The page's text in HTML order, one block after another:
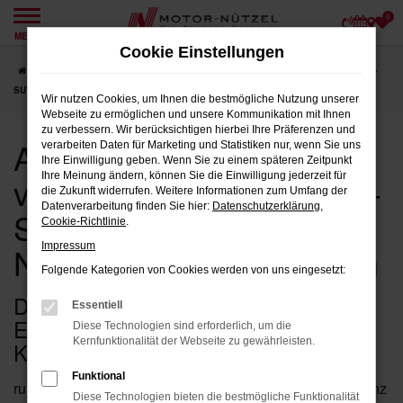
Zum
springen
MENÜ
0
Audi Q4 e-tron: vollelektrisches Premium-
SUV bei Motor-Nützel in Nordbayern und Sachsen
Audi Q4 e-tron:
vollelektrisches Premium-
SUV bei Motor-Nützel in
Nordbayern und Sachsen
DER AUDI Q4 E-TRON STEHT FÜR
ELEKTRISCH FAHREN OHNE
KOMPROMISSE:
ruhiges, kraftvolles Ansprechverhalten, moderne Assistenz
Cookie Einstellungen
Wir nutzen Cookies, um Ihnen die bestmögliche Nutzung unserer
Webseite zu ermöglichen und unsere Kommunikation mit Ihnen
zu verbessern. Wir berücksichtigen hierbei Ihre Präferenzen und
verarbeiten Daten für Marketing und Statistiken nur, wenn Sie uns
Ihre Einwilligung geben. Wenn Sie zu einem späteren Zeitpunkt
Ihre Meinung ändern, können Sie die Einwilligung jederzeit für
die Zukunft widerrufen. Weitere Informationen zum Umfang der
Datenverarbeitung finden Sie hier: Datenschutzerklärung,
Cookie-Richtlinie.
Impressum
Folgende Kategorien von Cookies werden von uns eingesetzt:
Essentiell
Diese Technologien sind erforderlich, um die
Kernfunktionalität der Webseite zu gewährleisten.
Funktional
Diese Technologien bieten die bestmögliche Funktionalität